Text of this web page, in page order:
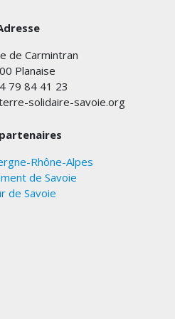
de Carmintran
Planaise
79 84 41 23
solidaire-savoie.org
Rhône-Alpes
de Savoie
de Savoie